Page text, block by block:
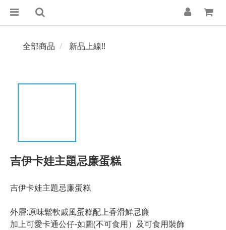
全部商品 新品上線!!
吉伊卡娃主題忌廉蛋糕
吉伊卡娃主題忌廉蛋糕
外層:原味鬆軟戚風蛋糕配上香滑鮮忌廉
加上可愛卡通公仔-如圖(不可食用）及可食用裝飾